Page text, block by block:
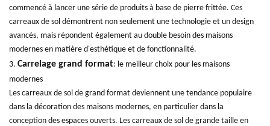
commencé à lancer une série de produits à base de pierre frittée. Ces
carreaux de sol démontrent non seulement une technologie et un design
avancés, mais répondent également au double besoin des maisons
modernes en matière d'esthétique et de fonctionnalité.
3. Carrelage grand format: le meilleur choix pour les maisons
modernes
Les carreaux de sol de grand format deviennent une tendance populaire
dans la décoration des maisons modernes, en particulier dans la
conception des espaces ouverts. Les carreaux de sol de grande taille en